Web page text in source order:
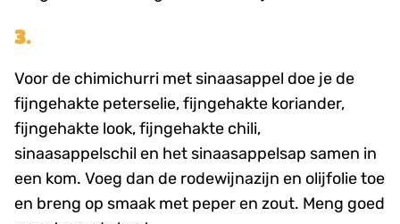
3.
Voor de chimichurri met sinaasappel doe je de
fijngehakte peterselie, fijngehakte koriander,
fijngehakte look, fijngehakte chili,
sinaasappelschil en het sinaasappelsap samen in
een kom. Voeg dan de rodewijnazijn en olijfolie toe
en breng op smaak met peper en zout. Meng goed